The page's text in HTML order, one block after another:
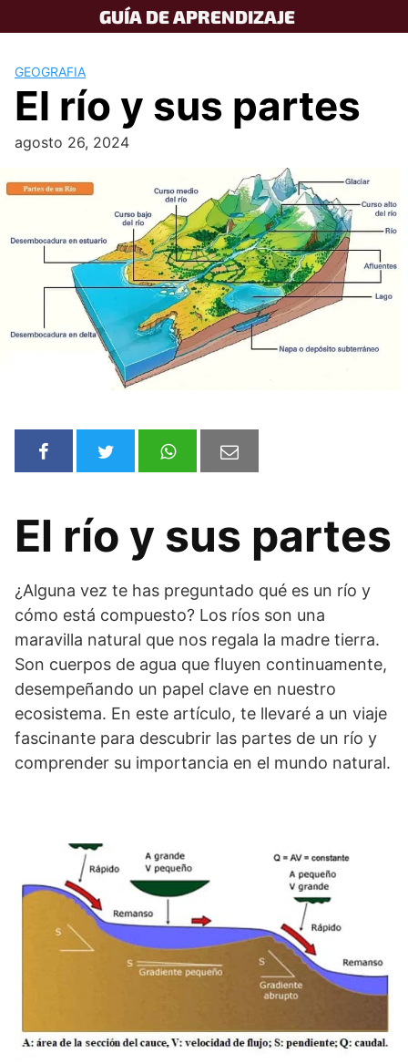
to
GUÍA DE APRENDIZAJE
GEOGRAFIA
El río y sus partes
agosto 26, 2024
El río y sus partes
¿Alguna vez te has preguntado qué es un río y
cómo está compuesto? Los ríos son una
maravilla natural que nos regala la madre tierra.
Son cuerpos de agua que fluyen continuamente,
desempeñando un papel clave en nuestro
ecosistema. En este artículo, te llevaré a un viaje
fascinante para descubrir las partes de un río y
comprender su importancia en el mundo natural.